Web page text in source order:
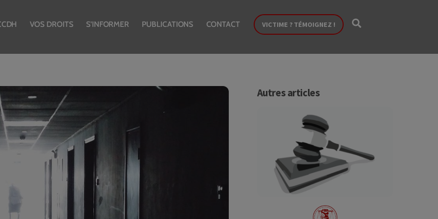
VOS DROITS S’INFORMER PUBLICATIONS CONTACT VICTIME ? TÉMOIGNEZ !
Autres articles